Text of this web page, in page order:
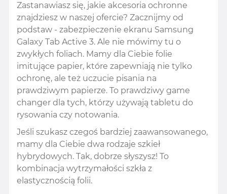
Zastanawiasz się, jakie akcesoria ochronne
znajdziesz w naszej ofercie? Zacznijmy od
podstaw - zabezpieczenie ekranu Samsung
Galaxy Tab Active 3. Ale nie mówimy tu o
zwykłych foliach. Mamy dla Ciebie folie
imitujące papier, które zapewniają nie tylko
ochronę, ale też uczucie pisania na
prawdziwym papierze. To prawdziwy game
changer dla tych, którzy używają tabletu do
rysowania czy notowania.
Jeśli szukasz czegoś bardziej zaawansowanego,
mamy dla Ciebie dwa rodzaje szkieł
hybrydowych. Tak, dobrze słyszysz! To
kombinacja wytrzymałości szkła z
elastycznością folii.